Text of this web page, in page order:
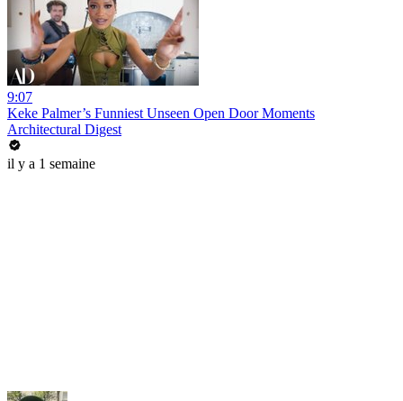
9:07
Keke Palmer’s Funniest Unseen Open Door Moments
Architectural Digest
il y a 1 semaine